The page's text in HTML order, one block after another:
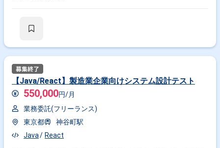
【Java/React】製造業企業向けシステム設計テスト
550,000円/月
業務委託(フリーランス)
東京都
神谷町駅
Java
React